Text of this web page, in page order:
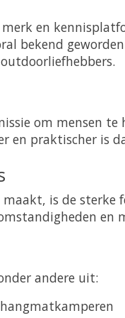
en
bekend
om mensen
en praktischer is
is de sterke
andere uit: